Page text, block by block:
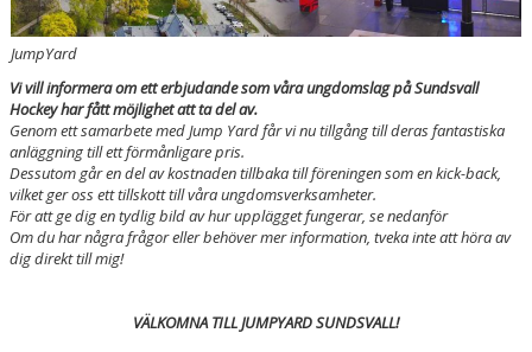
JumpYard
Vi vill informera om ett erbjudande som våra ungdomslag på Sundsvall
Hockey har fått möjlighet att ta del av.
Genom ett samarbete med Jump Yard får vi nu tillgång till deras fantastiska
anläggning till ett förmånligare pris.
Dessutom går en del av kostnaden tillbaka till föreningen som en kick-back,
vilket ger oss ett tillskott till våra ungdomsverksamheter.
För att ge dig en tydlig bild av hur upplägget fungerar, se nedanför
Om du har några frågor eller behöver mer information, tveka inte att höra av
dig direkt till mig!
VÄLKOMNA TILL JUMPYARD SUNDSVALL!